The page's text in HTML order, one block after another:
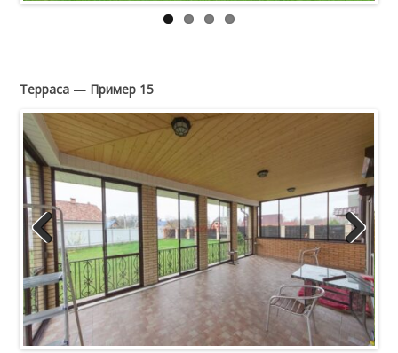
Терраса — Пример 15
Previous Next